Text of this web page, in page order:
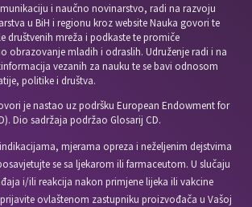
i naučno novinarstvo, radi na razvoju
u BiH i regionu kroz website Nauka govori te
društvenih mreža i podkaste te promiče
obrazovanje mladih i odraslih. Udruženje radi i na
vezanih za nauku te se bavi odnosom
politike i društva.
je nastao uz podršku European Endowment for
Dio sadržaja podržao Glosarij CD.
mjerama opreza i neželjenim dejstvima
se sa ljekarom ili farmaceutom. U slučaju
i/ili reakcija nakon primjene lijeka ili vakcine
ovlaštenom zastupniku proizvođača u Vašoj